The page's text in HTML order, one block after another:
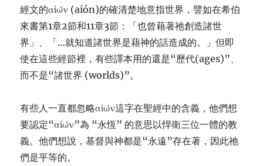
經文的αἰών (aión)的確清楚地意指世界，譬如在希伯
來書第1章2節和11章3節：「也曾藉著祂創造諸世
界」、「…就知道諸世界是藉神的話造成的。」但即
使在這些經節裡，有些譯本用的還是“歷代(ages)”、
而不是“諸世界 (worlds)”。
有些人一直都忽略αἰών這字在聖經中的含義，他們想
要認定“αἰών”為 “永恆” 的意思以悍衛三位一體的教
義。他們想說，基督與神都是“永遠”存在著，因此祂
們是平等的。